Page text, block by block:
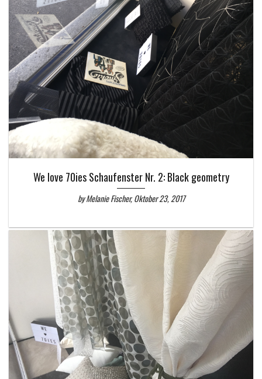
We love 70ies Schaufenster Nr. 2: Black geometry
by Melanie Fischer, Oktober 23, 2017